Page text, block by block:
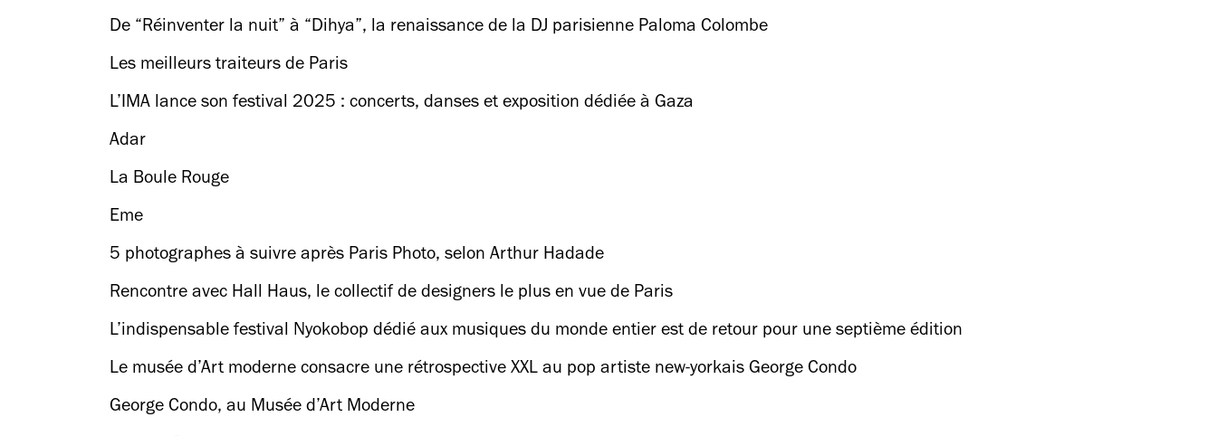
De “Réinventer la nuit” à “Dihya”, la renaissance de la DJ parisienne Paloma Colombe
Les meilleurs traiteurs de Paris
L’IMA lance son festival 2025 : concerts, danses et exposition dédiée à Gaza
Adar
La Boule Rouge
Eme
5 photographes à suivre après Paris Photo, selon Arthur Hadade
Rencontre avec Hall Haus, le collectif de designers le plus en vue de Paris
L’indispensable festival Nyokobop dédié aux musiques du monde entier est de retour pour une septième édition
Le musée d’Art moderne consacre une rétrospective XXL au pop artiste new-yorkais George Condo
George Condo, au Musée d’Art Moderne